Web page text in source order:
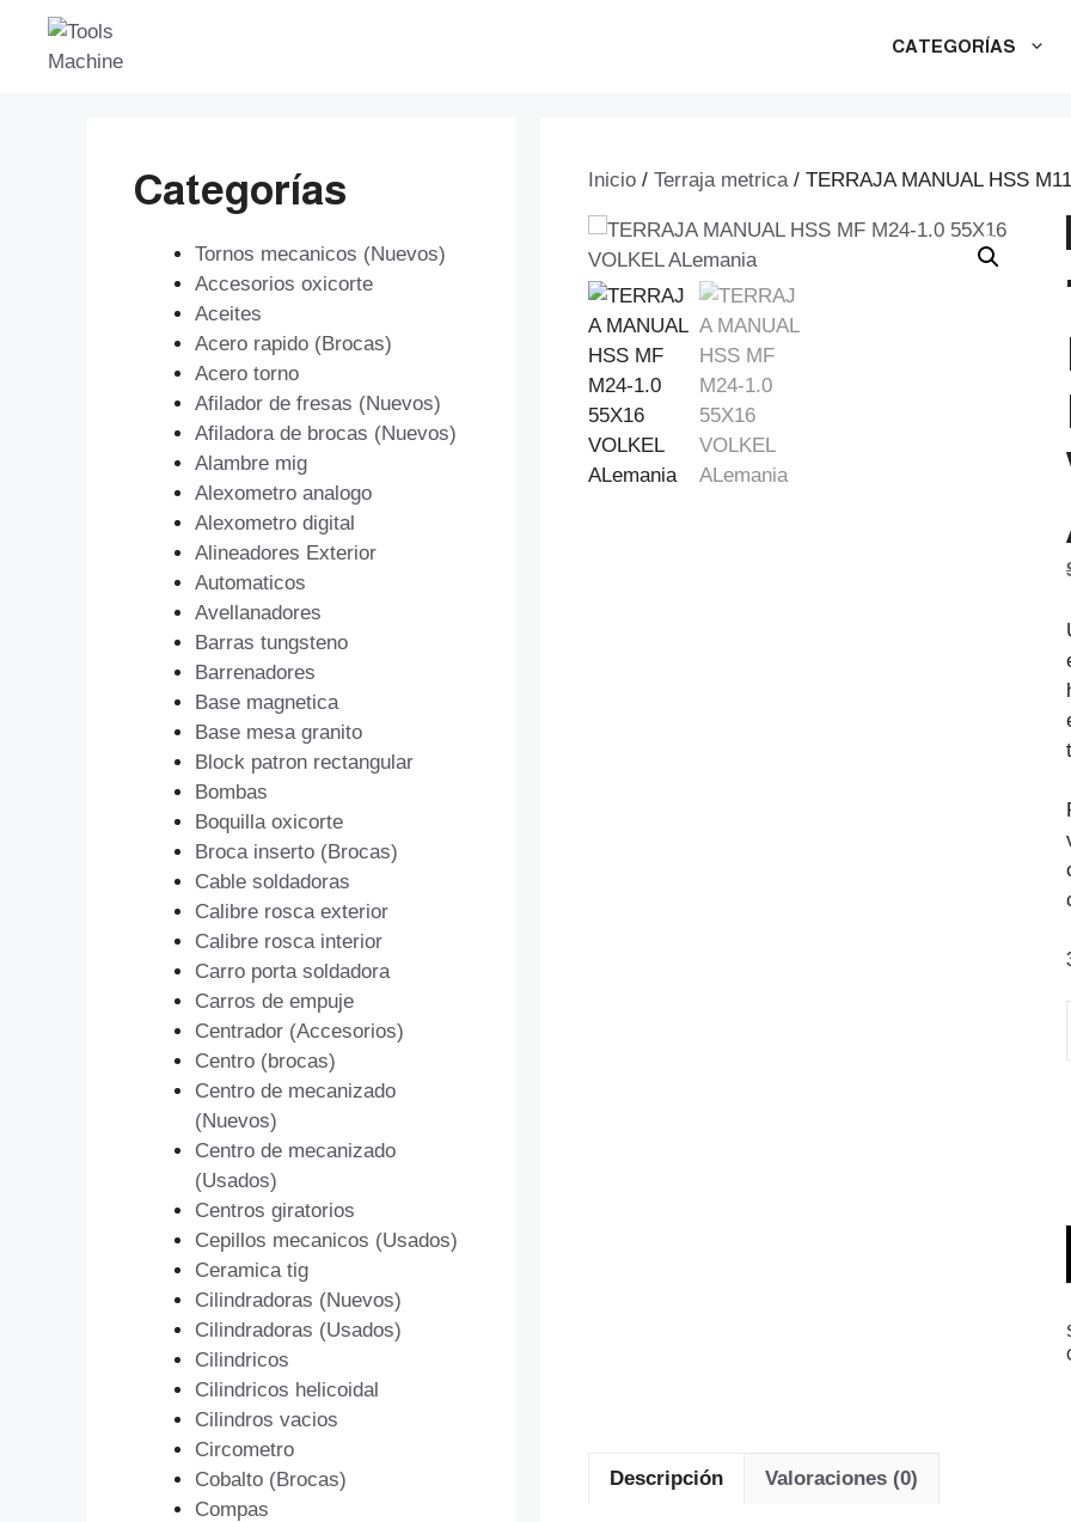
Saltar
contenido
CATEGORÍAS
Inicio / Terraja metrica/ TERRAJA MANUAL HSS
Descripción Valoraciones (0)
Categorías
Tornos mecanicos (Nuevos)
Accesorios oxicorte
Aceites
Acero rapido (Brocas)
Acero torno
Afilador de fresas (Nuevos)
Afiladora de brocas (Nuevos)
Alambre mig
Alexometro analogo
Alexometro digital
Alineadores Exterior
Automaticos
Avellanadores
Barras tungsteno
Barrenadores
Base magnetica
Base mesa granito
Block patron rectangular
Bombas
Boquilla oxicorte
Broca inserto (Brocas)
Cable soldadoras
Calibre rosca exterior
Calibre rosca interior
Carro porta soldadora
Carros de empuje
Centrador (Accesorios)
Centro (brocas)
Centro de mecanizado
(Nuevos)
Centro de mecanizado
(Usados)
Centros giratorios
Cepillos mecanicos (Usados)
Ceramica tig
Cilindradoras (Nuevos)
Cilindradoras (Usados)
Cilindricos
Cilindricos helicoidal
Cilindros vacios
Circometro
Cobalto (Brocas)
Compas